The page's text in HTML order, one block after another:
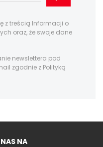
z treścią Informacji o
oraz, że swoje dane
newslettera pod
zgodnie z Polityką
NA